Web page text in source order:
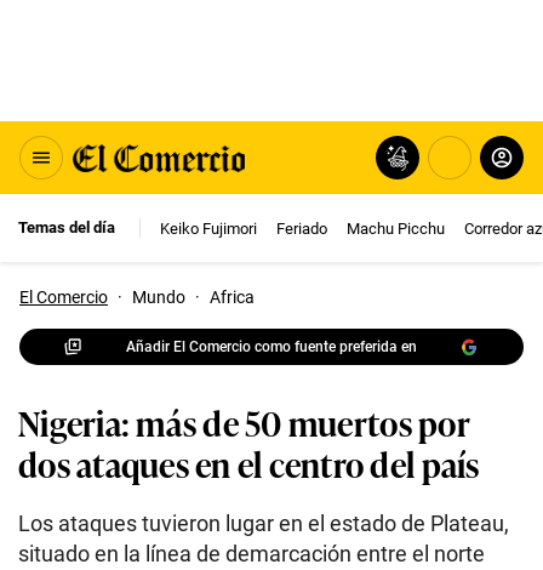
Temas del día Keiko Fujimori Feriado Machu Picchu Corredor
El Comercio · Mundo · Africa
Añadir El Comercio como fuente preferida en
Nigeria: más de 50 muertos por
dos ataques en el centro del país
Los ataques tuvieron lugar en el estado de Plateau,
situado en la línea de demarcación entre el norte